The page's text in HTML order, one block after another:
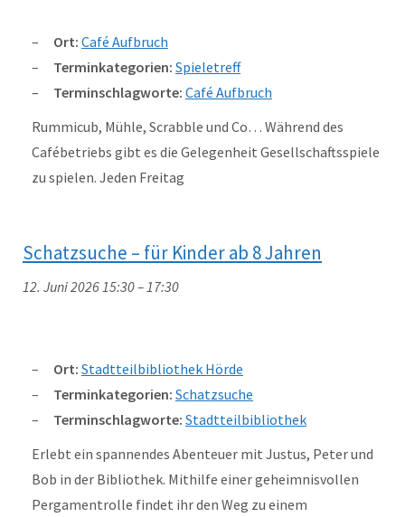
Ort: Café Aufbruch
Terminkategorien: Spieletreff
Terminschlagworte: Café Aufbruch
Rummicub, Mühle, Scrabble und Co… Während des
Cafébetriebs gibt es die Gelegenheit Gesellschaftsspiele
zu spielen. Jeden Freitag
Schatzsuche – für Kinder ab 8 Jahren
12. Juni 2026 15:30–17:30
Ort: Stadtteilbibliothek Hörde
Terminkategorien: Schatzsuche
Terminschlagworte: Stadtteilbibliothek
Erlebt ein spannendes Abenteuer mit Justus, Peter und
Bob in der Bibliothek. Mithilfe einer geheimnisvollen
Pergamentrolle findet ihr den Weg zu einem